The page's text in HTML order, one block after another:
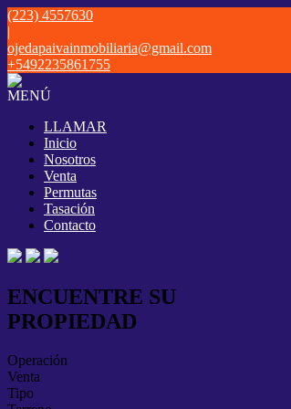
(223) 4557630
|
ojedapaivainmobiliaria@gmail.com
+5492235861755
MENÚ
LLAMAR
Inicio
Nosotros
Venta
Permutas
Tasación
Contacto
ENCUENTRE SU
PROPIEDAD
Operación
Venta
Tipo